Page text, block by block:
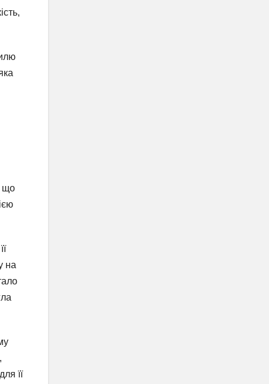
що
на
її